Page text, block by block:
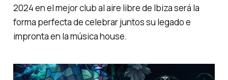
2024 en el mejor club al aire libre de Ibiza será la
forma perfecta de celebrar juntos su legado e
impronta en la música house.